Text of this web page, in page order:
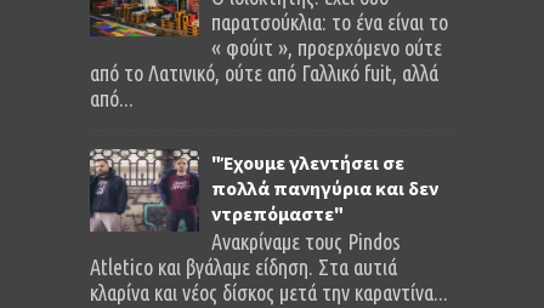
παρατσούκλια: το ένα είναι το
« φούιτ », προερχόμενο ούτε
από το Λατινικό, ούτε από Γαλλικό fuit, αλλά
από...
"Έχουμε γλεντήσει σε
πολλά πανηγύρια και δεν
ντρεπόμαστε"
Ανακρίναμε τους Pindos
Atletico και βγάλαμε είδηση. Στα αυτιά
κλαρίνα και νέος δίσκος μετά την καραντίνα...